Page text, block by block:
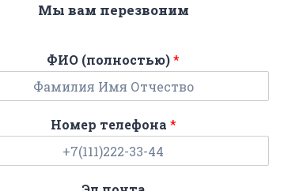
Мы вам перезвоним
ФИО (полностью)*
Номер телефона *